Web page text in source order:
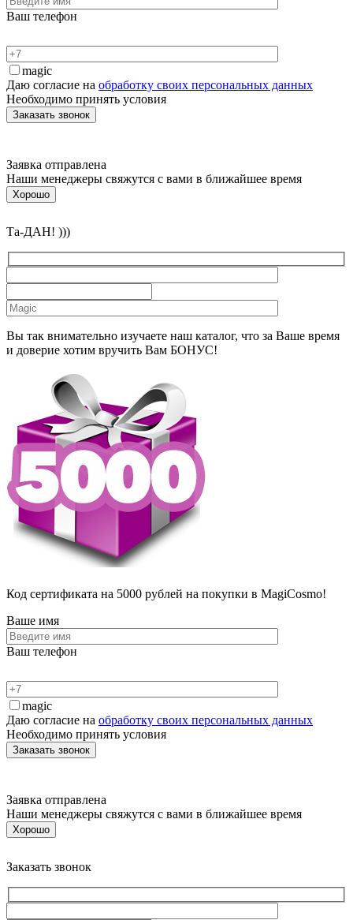
Ваш телефон
magic
Даю согласие на обработку своих персональных данных
Необходимо принять условия
Заявка отправлена
Наши менеджеры свяжутся с вами в ближайшее время
Хорошо
Та-ДАН! )))
Вы так внимательно изучаете наш каталог, что за Ваше время
и доверие хотим вручить Вам БОНУС!
Код сертификата на 5000 рублей на покупки в MagiCosmo!
Ваше имя
Ваш телефон
magic
Даю согласие на обработку своих персональных данных
Необходимо принять условия
Заявка отправлена
Наши менеджеры свяжутся с вами в ближайшее время
Хорошо
Заказать звонок